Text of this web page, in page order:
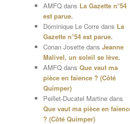
AMFQ dans La Gazette n°54
est parue.
Dominique Le Corre dans La
Gazette n°54 est parue.
Conan Josette dans Jeanne
Malivel, un soleil se lève.
AMFQ dans Que vaut ma
pièce en faïence ? (Côté
Quimper)
Peillet-Ducatel Martine dans
Que vaut ma pièce en
? (Côté Quimper)